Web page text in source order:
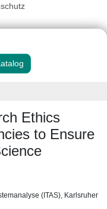
Ethics
to Ensure
(ITAS), Karlsruher